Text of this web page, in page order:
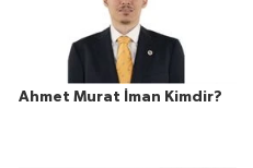
Ahmet Murat İman Kimdir?